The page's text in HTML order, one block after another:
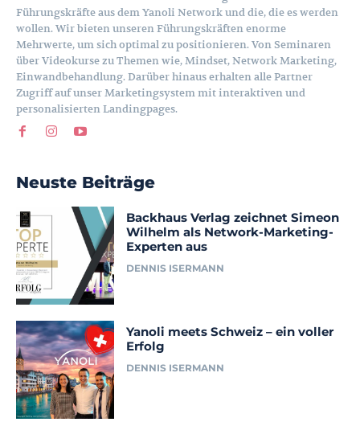
Führungskräfte aus dem Yanoli Network und die, die es werden
wollen. Wir bieten unseren Führungskräften enorme
Mehrwerte, um sich optimal zu positionieren. Von Seminaren
über Videokurse zu Themen wie, Mindset, Network Marketing,
Einwandbehandlung. Darüber hinaus erhalten alle Partner
Zugriff auf unser Marketingsystem mit interaktiven und
personalisierten Landingpages.
Neuste Beiträge
Backhaus Verlag zeichnet Simeon
Wilhelm als Network-Marketing-
Experten aus
DENNIS ISERMANN
Yanoli meets Schweiz – ein voller
Erfolg
DENNIS ISERMANN